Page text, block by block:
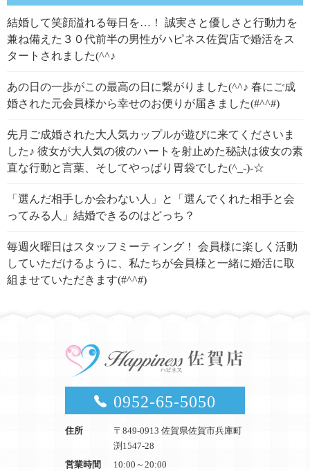
結婚して笑顔溢れる毎日を…！ 誠実さと優しさと行動力を
兼ね備えた３０代前半の男性がハピネス佐賀店で婚活をス
タートされました(^^♪
あの日の一歩がこの最高の日に繋がりました(^^♪ 春にご成
婚された元会員様から幸せのお便りが届きました(#^^#)
先月ご成婚された大人気カップルが遊びに来てくださいま
した♪ 彼女が大人気の彼のハートを射止めた秘訣は彼女の素
直な行動と言葉、そしてやっぱり胃袋でした(^_-)-☆
「選んだ相手しか会わない人」と「選んでくれた相手と会
ってみる人」結婚できるのはどっち？
毎週火曜日はスタッフミーティング！ 会員様に楽しく活動
していただけるように、私たちが会員様と一緒に婚活に取
組ませていただきます(#^^#)
0952-65-5050
住所
〒849-0913 佐賀県佐賀市兵庫町
渕1547-28
営業時間
10:00～20:00